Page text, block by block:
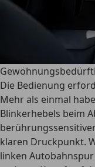
Die Bedienung
Mehr als einmal
Blinkerhebels beim
klaren Druckpunkt.
linken